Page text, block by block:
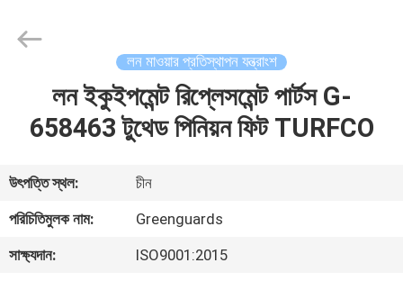
আমাদের
সম্পর্কে
Trading
লন মাওয়ার প্রতিস্থাপন যন্ত্রাংশ
লন ইকুইপমেন্ট রিপ্লেসমেন্ট পার্টস G-
658463 টুথেড পিনিয়ন ফিট TURFCO
উৎপত্তি স্থল:
চীন
পরিচিতিমুলক নাম:
Greenguards
সাক্ষ্যদান:
ISO9001:2015